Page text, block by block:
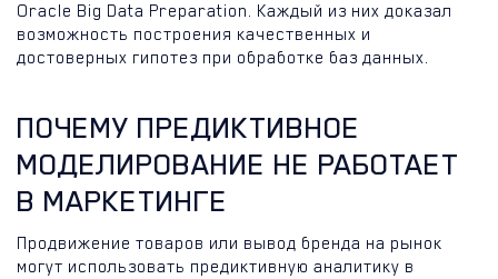
Oracle Big Data Preparation. Каждый из них доказал
возможность построения качественных и
достоверных гипотез при обработке баз данных.
ПОЧЕМУ ПРЕДИКТИВНОЕ
МОДЕЛИРОВАНИЕ НЕ РАБОТАЕТ
В МАРКЕТИНГЕ
Продвижение товаров или вывод бренда на рынок
могут использовать предиктивную аналитику в